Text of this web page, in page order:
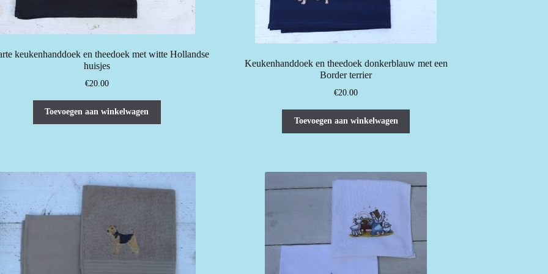
keukenhanddoek en theedoek met witte Hollandse
huisjes
€20.00
Toevoegen aan winkelwagen
Keukenhanddoek en theedoek donkerblauw met een
Border terrier
€20.00
Toevoegen aan winkelwagen